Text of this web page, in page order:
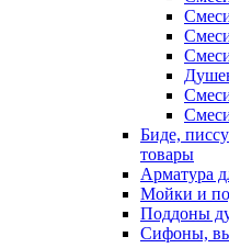
Биде,
товары
Арматура
Мойки и
Поддоны
Сифоны,